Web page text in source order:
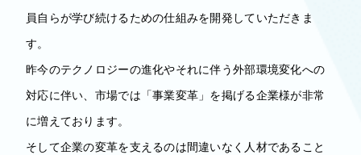
員自らが学び続けるための仕組みを開発していただきま
す。
昨今のテクノロジーの進化やそれに伴う外部環境変化への
対応に伴い、市場では「事業変革」を掲げる企業様が非常
に増えております。
そして企業の変革を支えるのは間違いなく人材であること